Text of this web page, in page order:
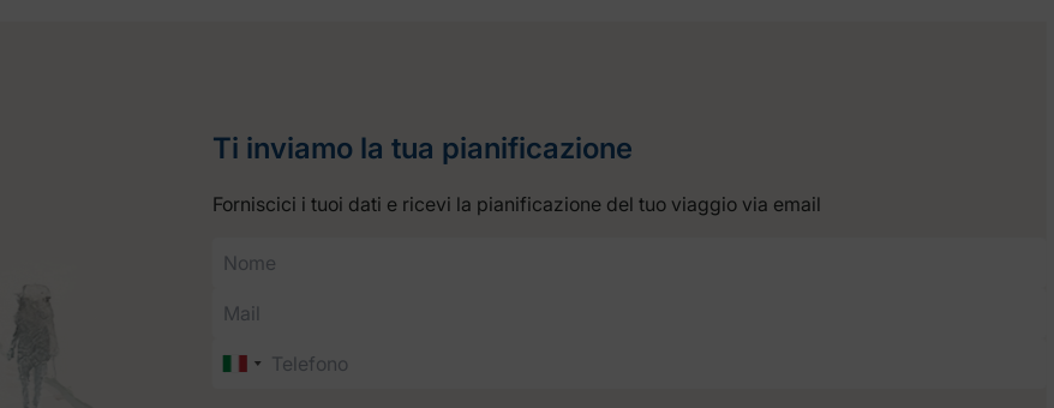
Ti inviamo la tua pianificazione
Forniscici i tuoi dati e ricevi la pianificazione del tuo viaggio via email